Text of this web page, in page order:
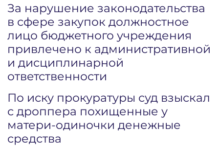
За нарушение законодательства
в сфере закупок должностное
лицо бюджетного учреждения
привлечено к административной
и дисциплинарной
ответственности
По иску прокуратуры суд взыскал
с дроппера похищенные у
матери-одиночки денежные
средства